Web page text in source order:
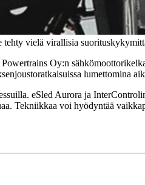
vielä virallisia
Oy:n
lumettomina
eSled Aurora ja
Tekniikkaa voi hyödyntää